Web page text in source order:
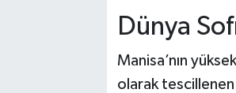
Dünya
Manisa’nın
olarak